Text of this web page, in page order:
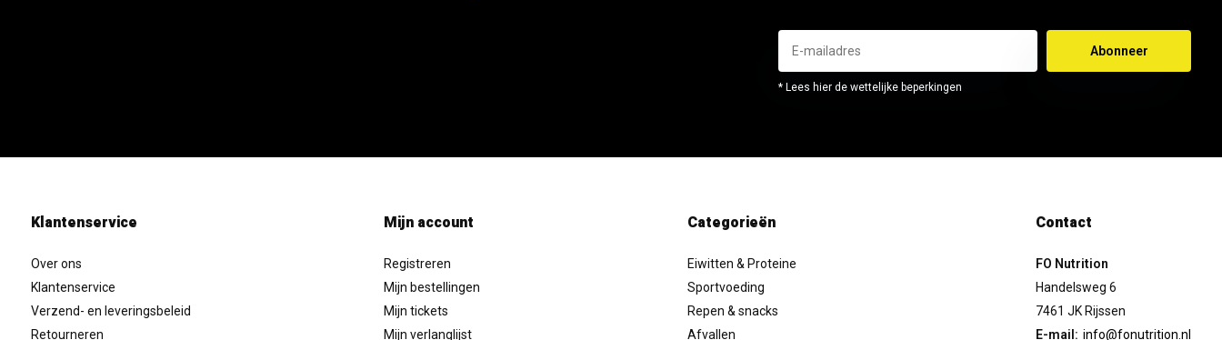
Abonneer
* Lees hier de wettelijke beperkingen
Klantenservice
Over ons
Klantenservice
Verzend- en leveringsbeleid
Retourneren
Mijn account
Registreren
Mijn bestellingen
Mijn tickets
Mijn verlanglijst
Categorieën
Eiwitten & Proteine
Sportvoeding
Repen & snacks
Afvallen
Contact
FO Nutrition
Handelsweg 6
7461 JK Rijssen
E-mail: info@fonutrition.nl